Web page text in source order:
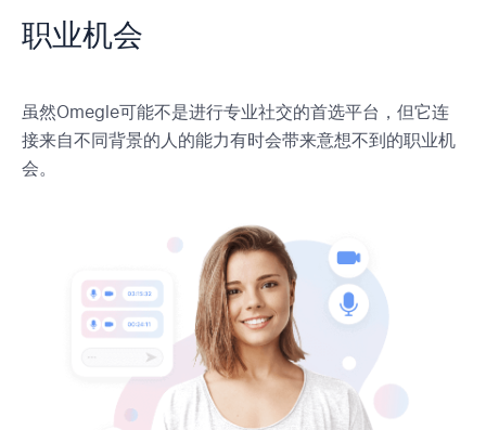
职业机会
虽然Omegle可能不是进行专业社交的首选平台，但它连
接来自不同背景的人的能力有时会带来意想不到的职业机
会。